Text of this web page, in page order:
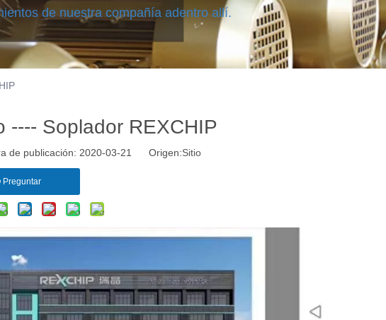
de nuestra compañía adentro allí.
---- Soplador REXCHIP
publicación: 2020-03-21 Origen:Sitio
Preguntar